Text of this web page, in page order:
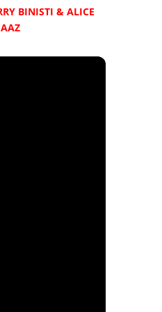
BINISTI & ALICE